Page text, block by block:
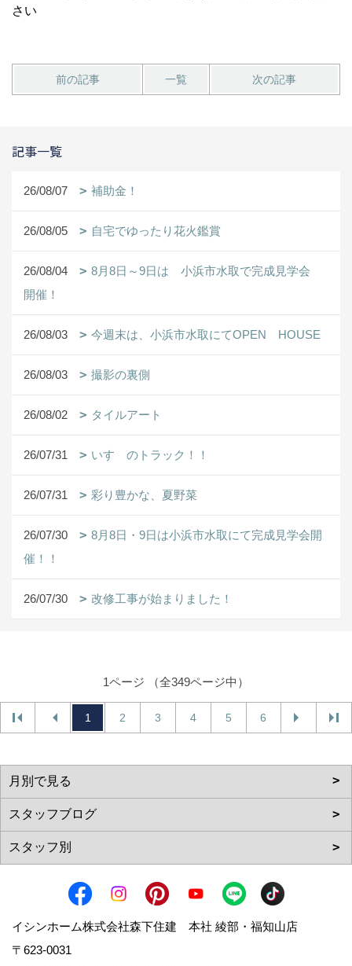
さい
前の記事 一覧 次の記事
記事一覧
26/08/07 補助金！
26/08/05 自宅でゆったり花火鑑賞
26/08/04
8月8日～9日は 小浜市水取で完成見学会
開催！
26/08/03 今週末は、小浜市水取にてOPEN HOUSE
26/08/03 撮影の裏側
26/08/02 タイルアート
26/07/31 いすゞのトラック！！
26/07/31 彩り豊かな、夏野菜
26/07/30
8月8日・9日は小浜市水取にて完成見学会開
催！！
26/07/30 改修工事が始まりました！
1ページ （全349ページ中）
1 2 3 4 5 6
イシンホーム株式会社森下住建 本社 綾部・福知山店
〒623-0031